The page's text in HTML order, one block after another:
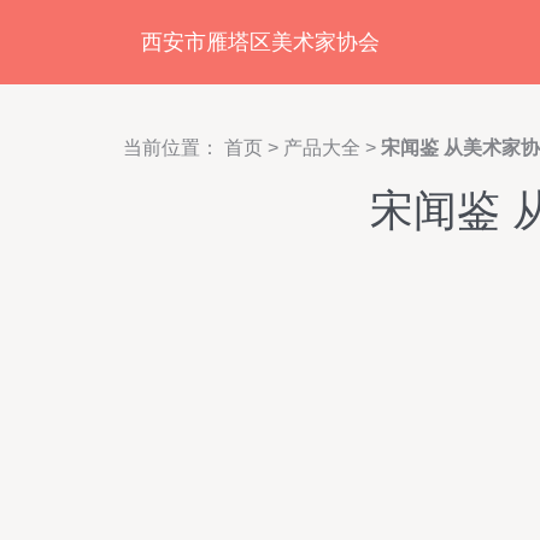
西安市雁塔区美术家协会
当前位置： 首页 > 产品大全 > 宋闻鉴 从美术家
宋闻鉴